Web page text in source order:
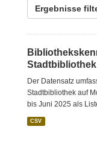
Ergebnisse
Der Datensatz
Stadtbibliothek auf
bis Juni 2025 als
CSV